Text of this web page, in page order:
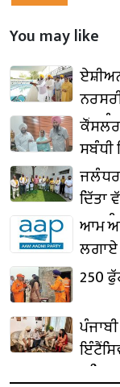
You may like
ਕੌਂਸਲਰ
ਸਬੰਧੀ
ਜਲੰਧਰ
ਆਮ
ਲਗਾਏ
250
ਭਰਿਆ